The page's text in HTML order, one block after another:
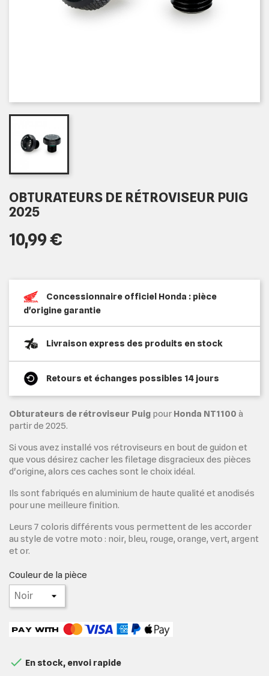
OBTURATEURS DE RÉTROVISEUR PUIG
2025
10,99 €
Concessionnaire officiel Honda : pièce
d'origine garantie
Livraison express des produits en stock
Retours et échanges possibles 14 jours
Obturateurs de rétroviseur Puig pour Honda NT1100 à
partir de 2025.
Si vous avez installé vos rétroviseurs en bout de guidon et
que vous désirez cacher les filetage disgracieux des pièces
d'origine, alors ces caches sont le choix idéal.
Ils sont fabriqués en aluminium de haute qualité et anodisés
pour une meilleure finition.
Leurs 7 coloris différents vous permettent de les accorder
au style de votre moto : noir, bleu, rouge, orange, vert, argent
et or.
Couleur de la pièce
 En stock, envoi rapide